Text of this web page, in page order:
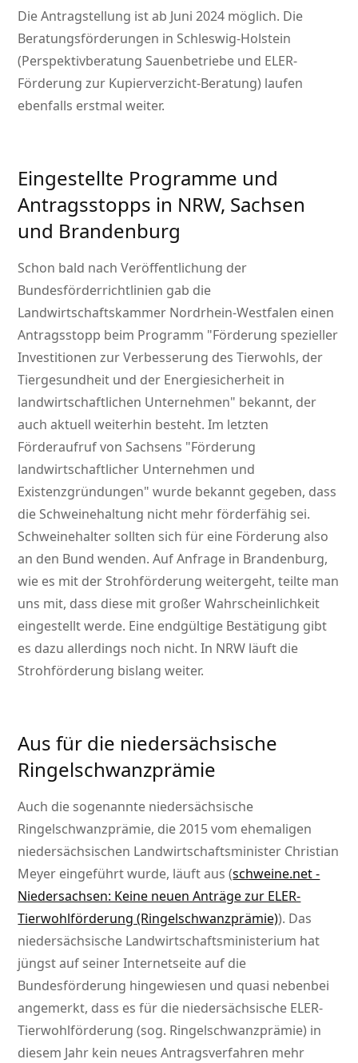
Die Antragstellung ist ab Juni 2024 möglich. Die
Beratungsförderungen in Schleswig-Holstein
(Perspektivberatung Sauenbetriebe und ELER-
Förderung zur Kupierverzicht-Beratung) laufen
ebenfalls erstmal weiter.
Eingestellte Programme und
Antragsstopps in NRW, Sachsen
und Brandenburg
Schon bald nach Veröffentlichung der
Bundesförderrichtlinien gab die
Landwirtschaftskammer Nordrhein-Westfalen einen
Antragsstopp beim Programm Förderung spezieller
Investitionen zur Verbesserung des Tierwohls, der
Tiergesundheit und der Energiesicherheit in
landwirtschaftlichen Unternehmen bekannt, der
auch aktuell weiterhin besteht. Im letzten
Förderaufruf von Sachsens Förderung
landwirtschaftlicher Unternehmen und
Existenzgründungen wurde bekannt gegeben, dass
die Schweinehaltung nicht mehr förderfähig sei.
Schweinehalter sollten sich für eine Förderung also
an den Bund wenden. Auf Anfrage in Brandenburg,
wie es mit der Strohförderung weitergeht, teilte man
uns mit, dass diese mit großer Wahrscheinlichkeit
eingestellt werde. Eine endgültige Bestätigung gibt
es dazu allerdings noch nicht. In NRW läuft die
Strohförderung bislang weiter.
Aus für die niedersächsische
Ringelschwanzprämie
Auch die sogenannte niedersächsische
Ringelschwanzprämie, die 2015 vom ehemaligen
niedersächsischen Landwirtschaftsminister Christian
Meyer eingeführt wurde, läuft aus (schweine.net -
Niedersachsen: Keine neuen Anträge zur ELER-
Tierwohlförderung (Ringelschwanzprämie)). Das
niedersächsische Landwirtschaftsministerium hat
jüngst auf seiner Internetseite auf die
Bundesförderung hingewiesen und quasi nebenbei
angemerkt, dass es für die niedersächsische ELER-
Tierwohlförderung (sog. Ringelschwanzprämie) in
diesem Jahr kein neues Antragsverfahren mehr